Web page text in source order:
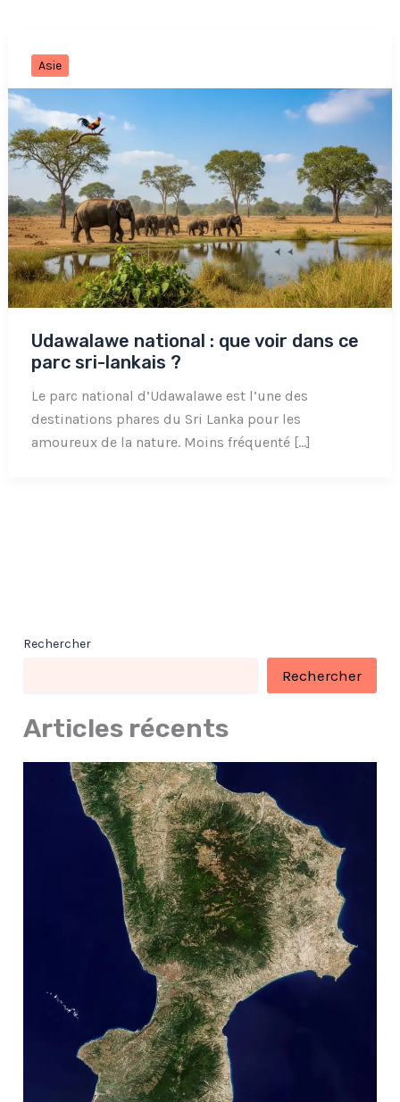
Asie
Udawalawe national : que voir dans ce
parc sri-lankais ?
Le parc national d’Udawalawe est l’une des
destinations phares du Sri Lanka pour les
amoureux de la nature. Moins fréquenté […]
Rechercher
Rechercher
Articles récents